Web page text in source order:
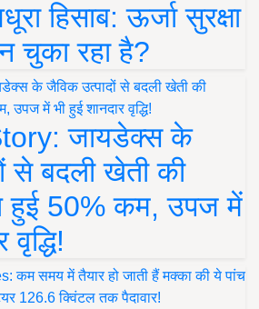
हिसाब: ऊर्जा सुरक्षा
चुका रहा है?
जायडेक्स के
से बदली खेती की
हुई 50% कम, उपज में